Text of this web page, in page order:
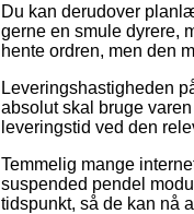
Du kan derudover
gerne en smule dyrere,
hente ordren, men den
Leveringshastigheden
absolut skal bruge
leveringstid ved den
Temmelig mange
suspended pendel
tidspunkt, så de kan nå